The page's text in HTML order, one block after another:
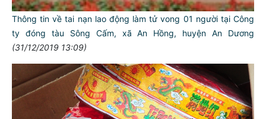
Thông tin về tai nạn lao động làm tử vong 01 người tại Công
ty đóng tàu Sông Cấm, xã An Hồng, huyện An Dương
(31/12/2019 13:09)
TƯ CÁCH
NGƯỜI CÔNG AN CÁCH MỆNH LÀ:
CẦN, KIỆM, LIÊM, CHÍNH
Đối với đồng sự, phải
THÂN ÁI GIÚP ĐỠ